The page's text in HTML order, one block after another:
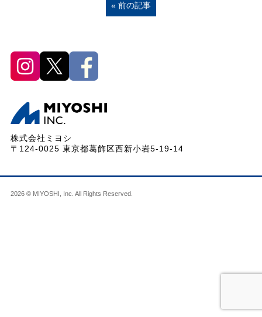
« 前の記事
株式会社ミヨシ
〒124-0025 東京都葛飾区西新小岩5-19-14
2026 © MIYOSHI, Inc. All Rights Reserved.